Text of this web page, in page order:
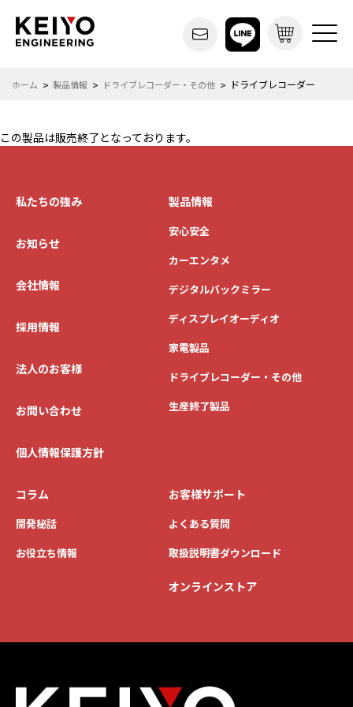
ホーム 製品情報 ドライブレコーダー・その他 ドライブレコーダー
この製品は販売終了となっております。
私たちの強み
お知らせ
会社情報
採用情報
法人のお客様
お問い合わせ
個人情報保護方針
製品情報
安心安全
カーエンタメ
デジタルバックミラー
ディスプレイオーディオ
家電製品
ドライブレコーダー・その他
生産終了製品
コラム
開発秘話
お役立ち情報
お客様サポート
よくある質問
取扱説明書ダウンロード
オンラインストア